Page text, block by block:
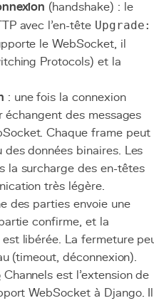
(handshake) : le
avec l'en-tête Upgrade:
le WebSocket, il
Protocols) et la
: une fois la connexion
des messages
Chaque frame peut
données binaires. Les
la surcharge des en-têtes
très légère.
des parties envoie une
confirme, et la
libérée. La fermeture
(timeout, déconnexion).
Channels est l'extension de
WebSocket à Django. Il